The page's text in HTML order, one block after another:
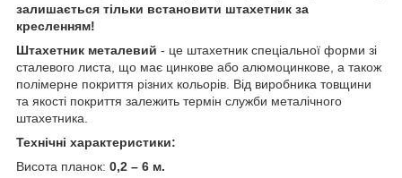
залишається тільки встановити штахетник за
кресленням!
Штахетник металевий - це штахетник спеціальної форми зі
сталевого листа, що має цинкове або алюмоцинкове, а також
полімерне покриття різних кольорів. Від виробника товщини
та якості покриття залежить термін служби металічного
штахетника.
Технічні характеристики:
Висота планок: 0,2 – 6 м.